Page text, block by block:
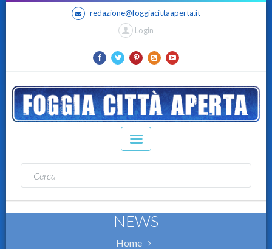
redazione@foggiacittaaperta.it
Login
NEWS
Home